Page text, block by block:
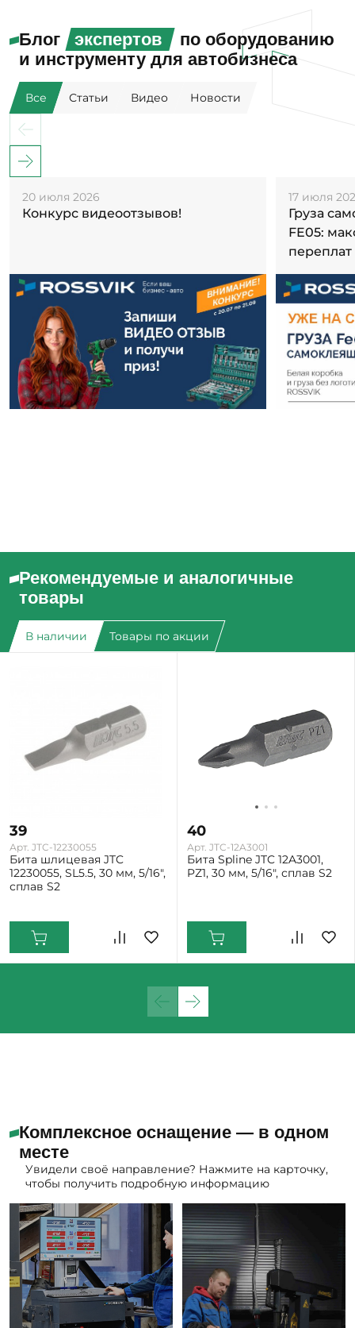
Блог экспертов
по оборудованию
и инструменту для автобизнеса
Все Статьи Видео Новости
20 июля 2026
Конкурс видеоотзывов!
17 июля
Груза
FE05:
переплат
Рекомендуемые и аналогичные
товары
В наличии Товары по акции
39
Арт. JTC-12230055
Бита шлицевая JTC
12230055, SL5.5, 30 мм, 5/16",
сплав S2
40
Арт. JTC-12A3001
Бита Spline JTC 12A3001,
PZ1, 30 мм, 5/16", сплав S2
Комплексное оснащение — в одном
месте
Увидели своё направление? Нажмите на карточку,
чтобы получить подробную информацию